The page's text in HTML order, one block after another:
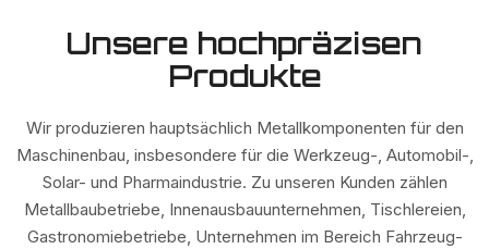
Unsere hochpräzisen
Produkte
Wir produzieren hauptsächlich Metallkomponenten für den
Maschinenbau, insbesondere für die Werkzeug-, Automobil-,
Solar- und Pharmaindustrie. Zu unseren Kunden zählen
Metallbaubetriebe, Innenausbauunternehmen, Tischlereien,
Gastronomiebetriebe, Unternehmen im Bereich Fahrzeug-